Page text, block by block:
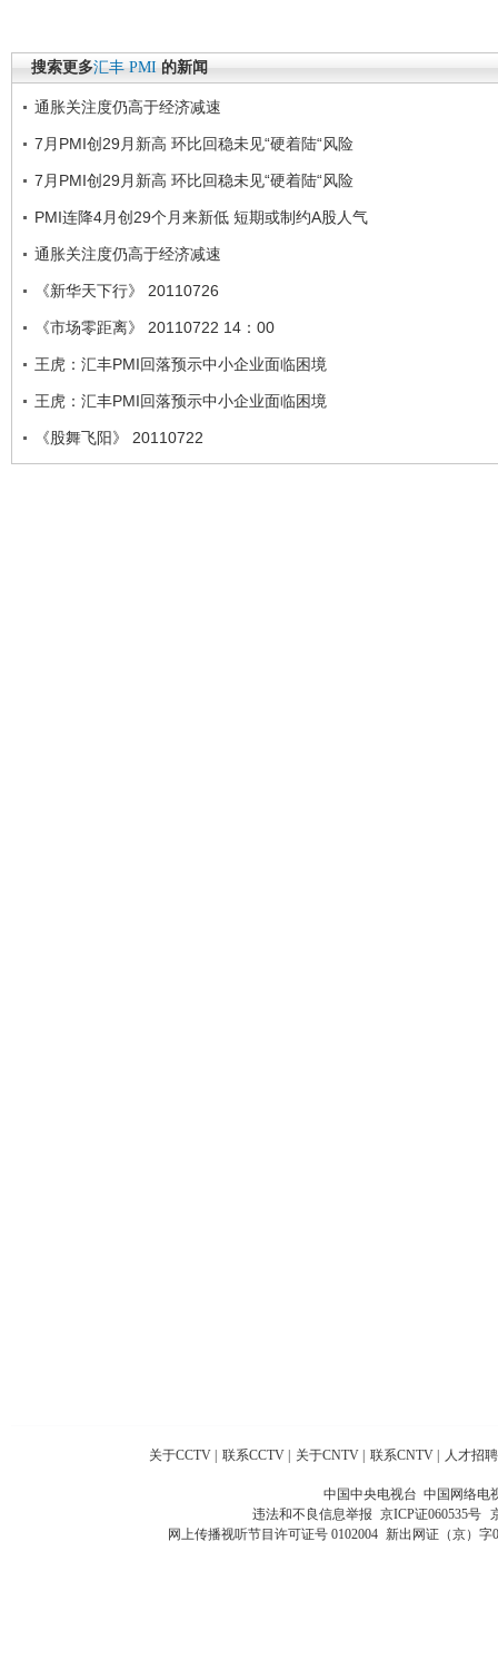
搜索更多汇丰 PMI 的新闻
通胀关注度仍高于经济减速
7月PMI创29月新高 环比回稳未见“硬着陆“风险
7月PMI创29月新高 环比回稳未见“硬着陆“风险
PMI连降4月创29个月来新低 短期或制约A股人气
通胀关注度仍高于经济减速
《新华天下行》 20110726
《市场零距离》 20110722 14：00
王虎：汇丰PMI回落预示中小企业面临困境
王虎：汇丰PMI回落预示中小企业面临困境
《股舞飞阳》 20110722
关于CCTV 联系CCTV 关于CNTV 联系CNTV 人才招聘
中国中央电视台 中国网络电
违法和不良信息举报 京ICP证060535号
网上传播视听节目许可证号 0102004 新出网证（京）